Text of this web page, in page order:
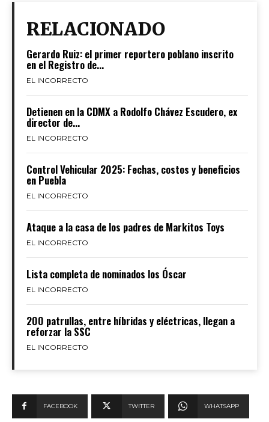
RELACIONADO
Gerardo Ruiz: el primer reportero poblano inscrito
en el Registro de...
EL INCORRECTO
Detienen en la CDMX a Rodolfo Chávez Escudero, ex
director de...
EL INCORRECTO
Control Vehicular 2025: Fechas, costos y beneficios
en Puebla
EL INCORRECTO
Ataque a la casa de los padres de Markitos Toys
EL INCORRECTO
Lista completa de nominados los Óscar
EL INCORRECTO
200 patrullas, entre híbridas y eléctricas, llegan a
reforzar la SSC
EL INCORRECTO
FACEBOOK TWITTER WHATSAPP